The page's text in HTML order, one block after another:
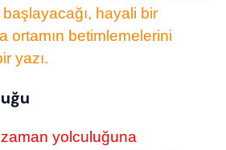
hayali bir
ortamın betimlemelerini
yazı.
yolculuğuna